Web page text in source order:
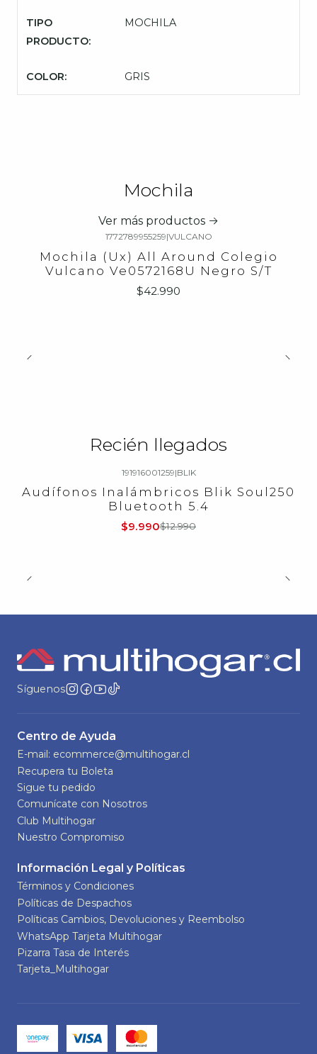
TIPO
PRODUCTO:
MOCHILA
COLOR: GRIS
Mochila
Ver más productos
1772789955259|VULCANO
Mochila (Ux) All Around Colegio
Vulcano Ve0572168U Negro S/T
$42.990
Recién llegados
-23%OFF
191916001259|BLIK
Audífonos Inalámbricos Blik Soul250
Bluetooth 5.4
$9.990$12.990
Síguenos
Centro de Ayuda
E-mail: ecommerce@multihogar.cl
Recupera tu Boleta
Sigue tu pedido
Comunícate con Nosotros
Club Multihogar
Nuestro Compromiso
Información Legal y Políticas
Términos y Condiciones
Políticas de Despachos
Políticas Cambios, Devoluciones y Reembolso
WhatsApp Tarjeta Multihogar
Pizarra Tasa de Interés
Tarjeta_Multihogar